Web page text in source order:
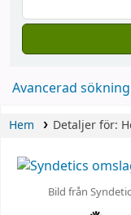
Avancerad sökning
Hem Detaljer för:
Bild från